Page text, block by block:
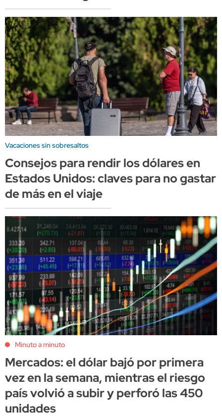
Vacaciones sin sobresaltos
Consejos para rendir los dólares en
Estados Unidos: claves para no gastar
de más en el viaje
Minuto a minuto
Mercados: el dólar bajó por primera
vez en la semana, mientras el riesgo
país volvió a subir y perforó las 450
unidades